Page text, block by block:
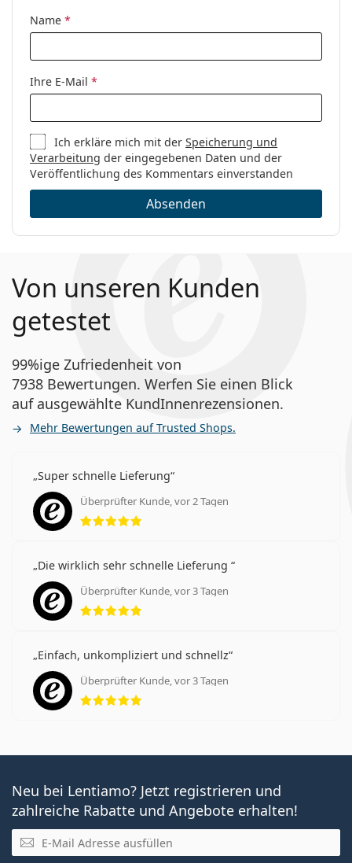
Es ist ein Medizinprodukt. Lesen Sie vor dem Gebrauch
die Anleitung.
Code:
Name *
Ihre E-Mail *
Ich erkläre mich mit derSpeicherung und
Verarbeitung der eingegebenen Daten und der
Veröffentlichung des Kommentars einverstanden
Absenden
Von unseren Kunden
getestet
99%ige Zufriedenheit von
7938 Bewertungen. Werfen Sie einen Blick
auf ausgewählte KundInnenrezensionen.
Mehr Bewertungen auf Trusted Shops.
Super schnelle Lieferung
Überprüfter Kunde, vor 2 Tagen
Bewertung 5 aus 5
Die wirklich sehr schnelle Lieferung
Überprüfter Kunde, vor 3 Tagen
Bewertung 5 aus 5
Einfach, unkompliziert und schnellz
Überprüfter Kunde, vor 3 Tagen
Bewertung 5 aus 5
Neu bei Lentiamo? Jetzt registrieren und
zahlreiche Rabatte und Angebote erhalten!
E-Mail